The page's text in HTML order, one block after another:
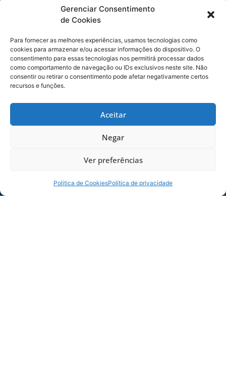
Gerenciar Consentimento
de Cookies
Para fornecer as melhores experiências, usamos tecnologias como
cookies para armazenar e/ou acessar informações do dispositivo. O
consentimento para essas tecnologias nos permitirá processar dados
como comportamento de navegação ou IDs exclusivos neste site. Não
consentir ou retirar o consentimento pode afetar negativamente certos
recursos e funções.
Aceitar
Negar
Ver preferências
Politica de CookiesPolítica de privacidade
Foto: Fabiano Rateke / Avaí F.C.